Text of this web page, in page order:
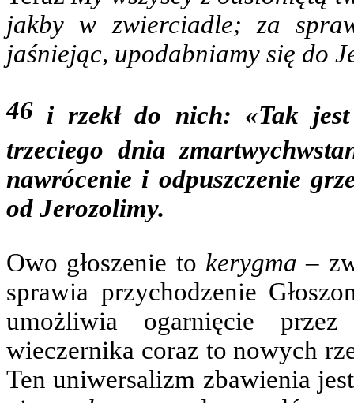
jakby w zwierciadle; za
jaśniejąc, upodabniamy się do
46 i rzekł do nich: «Tak jest
trzeciego dnia
nawrócenie i odpuszczenie
od Jerozolimy.
Owo głoszenie to kerygma –
sprawia przychodzenie
umożliwia ogarnięcie
wieczernika coraz to nowych
Ten uniwersalizm zbawienia